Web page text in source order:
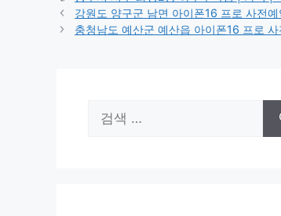
고
리
그
강원도 양구군 남면 아이폰16 프로 사전
충청남도 예산군 예산읍 아이폰16 프로
색: